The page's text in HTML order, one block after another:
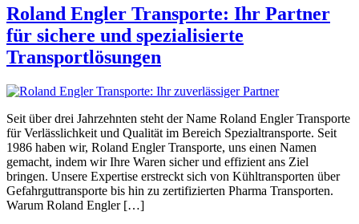
Roland Engler Transporte: Ihr Partner
für sichere und spezialisierte
Transportlösungen
Seit über drei Jahrzehnten steht der Name Roland Engler Transporte
für Verlässlichkeit und Qualität im Bereich Spezialtransporte. Seit
1986 haben wir, Roland Engler Transporte, uns einen Namen
gemacht, indem wir Ihre Waren sicher und effizient ans Ziel
bringen. Unsere Expertise erstreckt sich von Kühltransporten über
Gefahrguttransporte bis hin zu zertifizierten Pharma Transporten.
Warum Roland Engler […]